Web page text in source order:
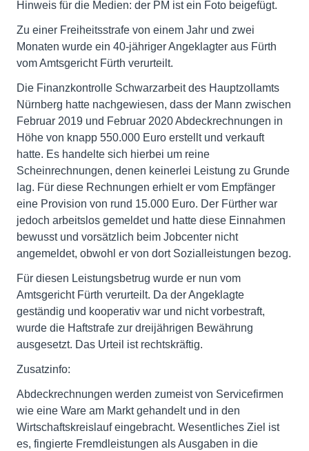
Hinweis für die Medien: der PM ist ein Foto beigefügt.
Zu einer Freiheitsstrafe von einem Jahr und zwei
Monaten wurde ein 40-jähriger Angeklagter aus Fürth
vom Amtsgericht Fürth verurteilt.
Die Finanzkontrolle Schwarzarbeit des Hauptzollamts
Nürnberg hatte nachgewiesen, dass der Mann zwischen
Februar 2019 und Februar 2020 Abdeckrechnungen in
Höhe von knapp 550.000 Euro erstellt und verkauft
hatte. Es handelte sich hierbei um reine
Scheinrechnungen, denen keinerlei Leistung zu Grunde
lag. Für diese Rechnungen erhielt er vom Empfänger
eine Provision von rund 15.000 Euro. Der Fürther war
jedoch arbeitslos gemeldet und hatte diese Einnahmen
bewusst und vorsätzlich beim Jobcenter nicht
angemeldet, obwohl er von dort Sozialleistungen bezog.
Für diesen Leistungsbetrug wurde er nun vom
Amtsgericht Fürth verurteilt. Da der Angeklagte
geständig und kooperativ war und nicht vorbestraft,
wurde die Haftstrafe zur dreijährigen Bewährung
ausgesetzt. Das Urteil ist rechtskräftig.
Zusatzinfo:
Abdeckrechnungen werden zumeist von Servicefirmen
wie eine Ware am Markt gehandelt und in den
Wirtschaftskreislauf eingebracht. Wesentliches Ziel ist
es, fingierte Fremdleistungen als Ausgaben in die